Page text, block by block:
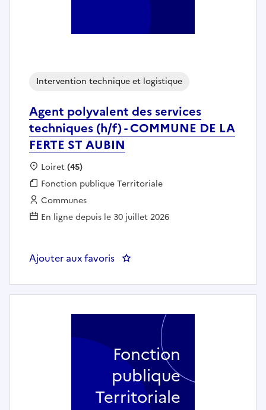
Agent polyvalent des services
techniques (h/f) - COMMUNE DE LA
FERTE ST AUBIN
Intervention technique et logistique
Localisation :
Loiret(45)
Fonction publique :
Fonction publique Territoriale
Employeur :
Communes
En ligne depuis le 30 juillet 2026
Ajouter aux favoris : Agent polyvalent des services
Fonction
publique
Territoriale